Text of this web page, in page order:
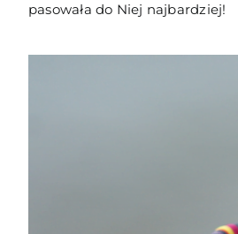
pasowała do Niej najbardziej!